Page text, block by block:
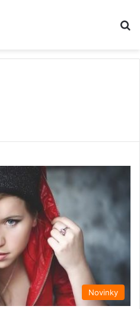
Novinky